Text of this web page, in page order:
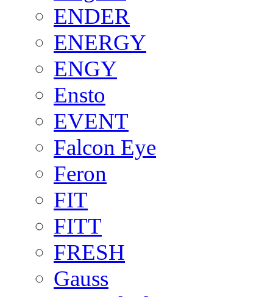
ENDER
ENERGY
ENGY
Ensto
EVENT
Falcon Eye
Feron
FIT
FITT
FRESH
Gauss